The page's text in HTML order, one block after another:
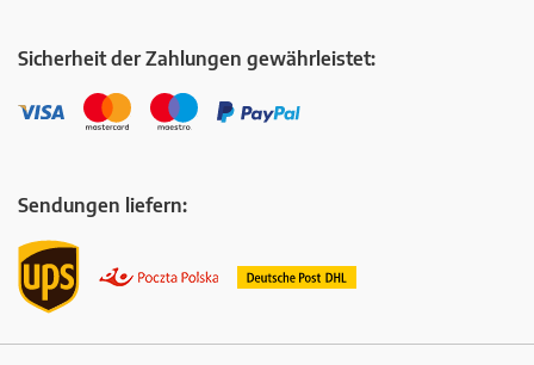
Sicherheit der Zahlungen gewährleistet:
Sendungen liefern: